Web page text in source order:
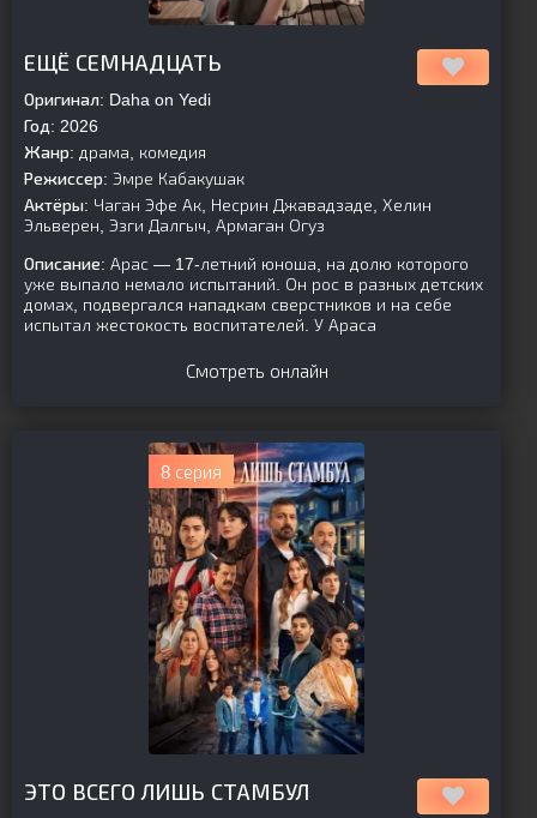
ЕЩЁ СЕМНАДЦАТЬ
Оригинал: Daha on Yedi
Год: 2026
Жанр: драма, комедия
Режиссер: Эмре Кабакушак
Актёры: Чаган Эфе Ак, Несрин Джавадзаде, Хелин
Эльверен, Эзги Далгыч, Армаган Огуз
Описание: Арас — 17-летний юноша, на долю которого
уже выпало немало испытаний. Он рос в разных детских
домах, подвергался нападкам сверстников и на себе
испытал жестокость воспитателей. У Араса
Смотреть онлайн
8 серия
ЭТО ВСЕГО ЛИШЬ СТАМБУЛ